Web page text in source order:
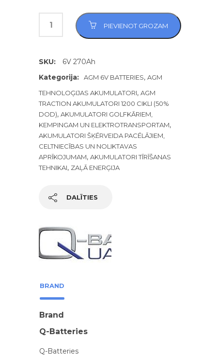
PIEVIENOT GROZAM
SKU:
6V 270Ah
Kategorija:
AGM 6V BATTERIES, AGM
TEHNOLOĢIJAS AKUMULATORI, AGM
TRACTION AKUMULATORI 1200 CIKLI (50%
DOD), AKUMULATORI GOLFKĀRIEM,
KEMPINGAM UN ELEKTROTRANSPORTAM,
AKUMULATORI ŠĶĒRVEIDA PACĒLĀJIEM,
CELTNIECĪBAS UN NOLIKTAVAS
APRĪKOJUMAM, AKUMULATORI TĪRĪŠANAS
TEHNIKAI, ZAĻĀ ENERĢIJA
DALĪTIES
BRAND
Brand
Q-Batteries
Q-Batteries